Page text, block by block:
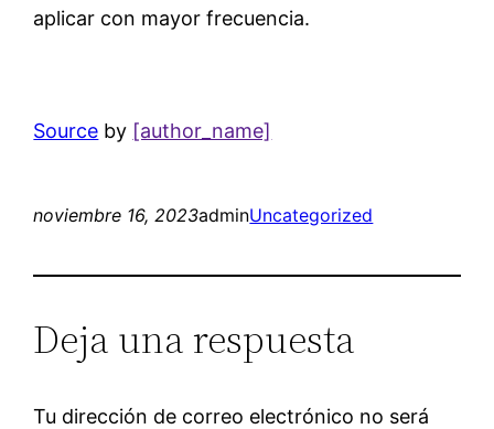
aplicar con mayor frecuencia.
Source by [author_name]
noviembre 16, 2023adminUncategorized
Deja una respuesta
Tu dirección de correo electrónico no será